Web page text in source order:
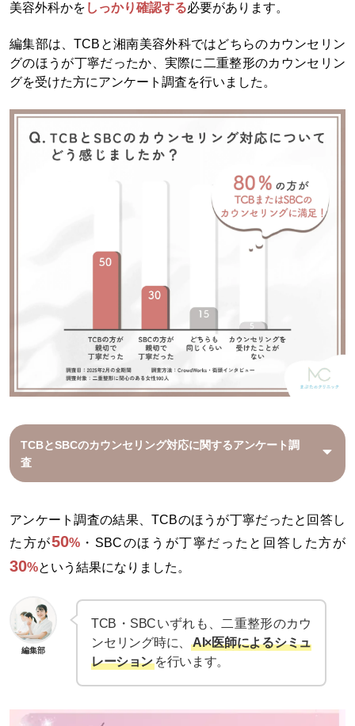
美容外科かを しっかり確認する必要があります。
編集部は、TCBと湘南美容外科ではどちらのカウンセリン
グのほうが丁寧だったか、実際に二重整形のカウンセリン
グを受けた方にアンケート調査を行いました。
TCBとSBCのカウンセリング対応に関するアンケート調
査
アンケート調査の結果、TCBのほうが丁寧だったと回答し
た方が50%・SBCのほうが丁寧だったと回答した方が
30%という結果になりました。
編集部
TCB・SBCいずれも、二重整形のカウ
ンセリング時に、AI×医師によるシミュ
レーション を行います。